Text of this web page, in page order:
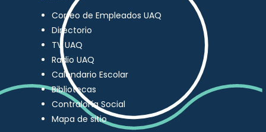
Correo de Empleados UAQ
Directorio
TV UAQ
Radio UAQ
Calendario Escolar
Bibliotecas
Contraloría Social
Mapa de sitio